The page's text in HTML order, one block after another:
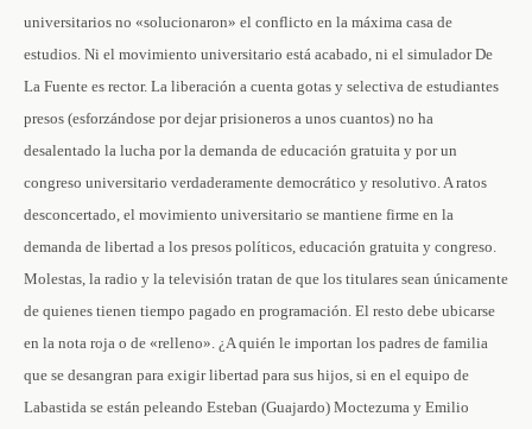
universitarios no «solucionaron» el conflicto en la máxima casa de
estudios. Ni el movimiento universitario está acabado, ni el simulador De
La Fuente es rector. La liberación a cuenta gotas y selectiva de estudiantes
presos (esforzándose por dejar prisioneros a unos cuantos) no ha
desalentado la lucha por la demanda de educación gratuita y por un
congreso universitario verdaderamente democrático y resolutivo. A ratos
desconcertado, el movimiento universitario se mantiene firme en la
demanda de libertad a los presos políticos, educación gratuita y congreso.
Molestas, la radio y la televisión tratan de que los titulares sean únicamente
de quienes tienen tiempo pagado en programación. El resto debe ubicarse
en la nota roja o de «relleno». ¿A quién le importan los padres de familia
que se desangran para exigir libertad para sus hijos, si en el equipo de
Labastida se están peleando Esteban (Guajardo) Moctezuma y Emilio